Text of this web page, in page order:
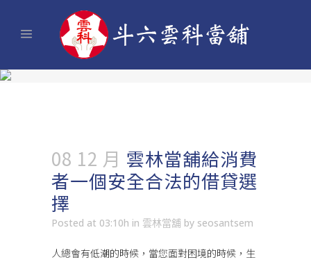
08 12 月 雲林當舖給消費
者一個安全合法的借貸選
擇
Posted at 03:10h in 雲林當舖 by seosantsem
人總會有低潮的時候，當您面對困境的時候，生